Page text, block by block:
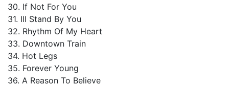
30. If Not For You
31. Ill Stand By You
32. Rhythm Of My Heart
33. Downtown Train
34. Hot Legs
35. Forever Young
36. A Reason To Believe